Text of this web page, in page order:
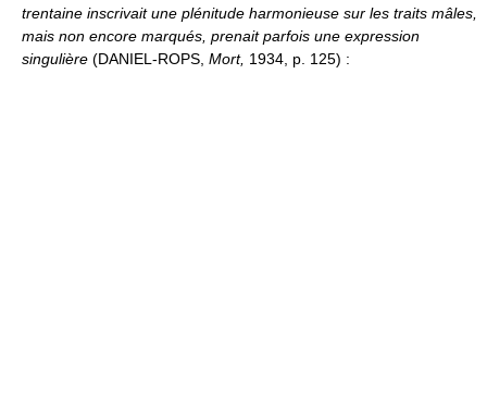
trentaine inscrivait une plénitude harmonieuse sur les traits mâles,
mais non encore marqués, prenait parfois une expression
singulière (DANIEL-ROPS, Mort, 1934, p. 125) :